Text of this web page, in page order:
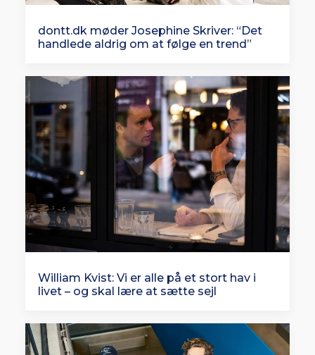
dontt.dk møder Josephine Skriver: “Det
handlede aldrig om at følge en trend”
William Kvist: Vi er alle på et stort hav i
livet – og skal lære at sætte sejl